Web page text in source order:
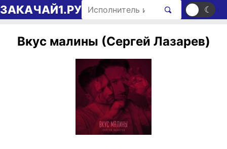
Перейти к содержимому
ЗАКАЧАЙ1.РУ Поиск рингтонов ☀ ☾
Вкус малины (Сергей Лазарев)